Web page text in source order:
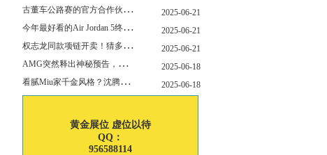
古
董车公路赛的官方合作伙伴暨官方计时 非凡新作致敬竞速辉煌 2025-06-21
今
年最好看的Air Jordan 5终于公布发售日了！ 2025-06-21
权
志龙同款项链开卖！猜多少钱？ 2025-06-21
A
MG突然释出神秘预告，新电动超跑要来了？ 2025-06-18
看
腻Miu家千金风格？沈腾的Miu系老干部更适合男生朋友！ 2025-06-18
黄金展位 虚位以待
QQ：
956588114